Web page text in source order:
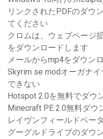
リンクされたPDFのダウ
てください
クロムは、ウェブページ
をダウンロードします
メールからmp4をダウン
Skyrim se modオーガナ
できない
Hotspot 2.0を無料でダウ
Minecraft PE 2.0無料ダウ
レイヴンフィールドベー
グーグルドライブのダウ